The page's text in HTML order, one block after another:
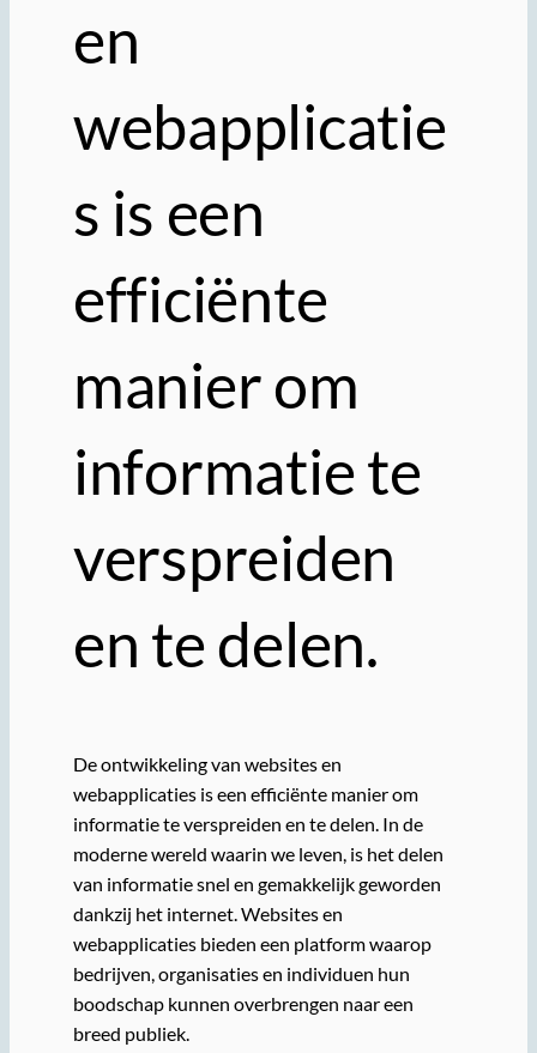
en
webapplicatie
s is een
efficiënte
manier om
informatie te
verspreiden
en te delen.
De ontwikkeling van websites en
webapplicaties is een efficiënte manier om
informatie te verspreiden en te delen. In de
moderne wereld waarin we leven, is het delen
van informatie snel en gemakkelijk geworden
dankzij het internet. Websites en
webapplicaties bieden een platform waarop
bedrijven, organisaties en individuen hun
boodschap kunnen overbrengen naar een
breed publiek.